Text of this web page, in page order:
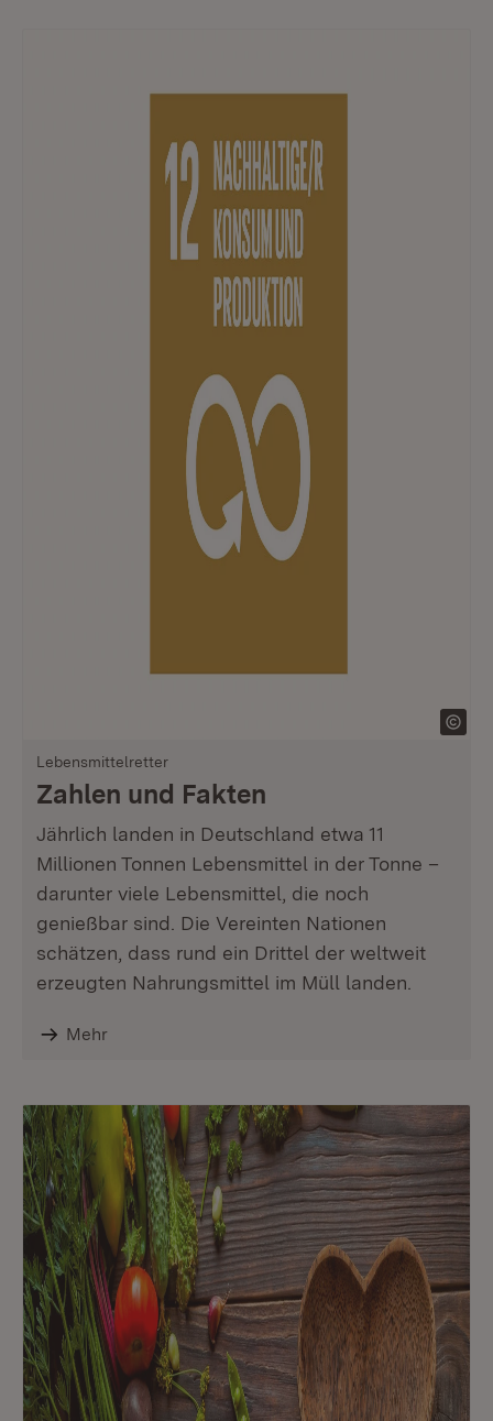
Lebensmittelretter
Zahlen und Fakten
Jährlich landen in Deutschland etwa 11
Millionen Tonnen Lebensmittel in der Tonne –
darunter viele Lebensmittel, die noch
genießbar sind. Die Vereinten Nationen
schätzen, dass rund ein Drittel der weltweit
erzeugten Nahrungsmittel im Müll landen.
Mehr